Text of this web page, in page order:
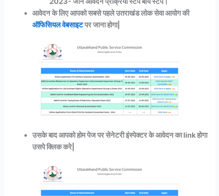
आवेदन के लिए आपको सबसे पहले उतराखंड लोक सेवा आयोग की
ऑफिसियल वेबसाइटपर जाना होगा|
उसके बाद आपको होम पेज पर सेनेटरी इंस्पेक्टर के आवेदन का link होगा
उसपे क्लिक करे|